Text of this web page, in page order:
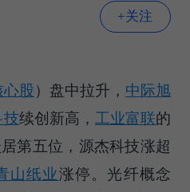
+关注
心股） 盘中拉升， 中际旭
技续创新高， 工业富联的
第五位，源杰科技涨超
山纸业涨停。 光纤概念